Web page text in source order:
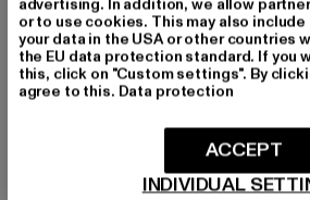
Hersteller: TB International GmbH |
Dr.-Robert-Murjahn-Straße 7 |
DE
GRÖSSE & PASSFORM
advertising. In addition, we allow
or to use cookies. This may also
your data in the USA or other countries
the EU data protection standard. If you
this, click on "Custom settings". By
agree to this. Data protection
INDIVIDUAL
ACCEPT